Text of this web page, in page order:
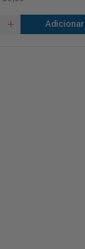
Adicionar